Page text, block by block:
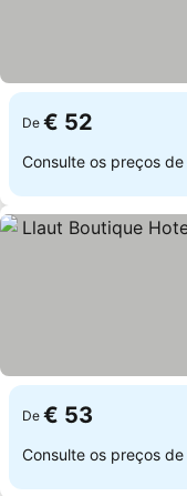
De € 52
Consulte os preços de
De € 53
Consulte os preços de